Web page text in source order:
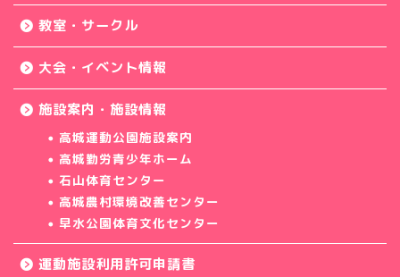
教室・サークル
大会・イベント情報
施設案内・施設情報
高城運動公園施設案内
高城勤労青少年ホーム
石山体育センター
高城農村環境改善センター
早水公園体育文化センター
運動施設利用許可申請書